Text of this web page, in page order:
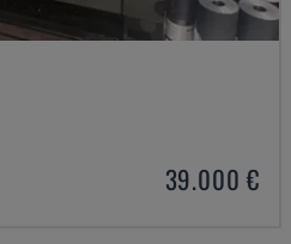
39.000 €